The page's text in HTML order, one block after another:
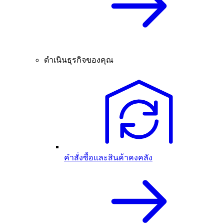
ดำเนินธุรกิจของคุณ
คำสั่งซื้อและสินค้าคงคลัง